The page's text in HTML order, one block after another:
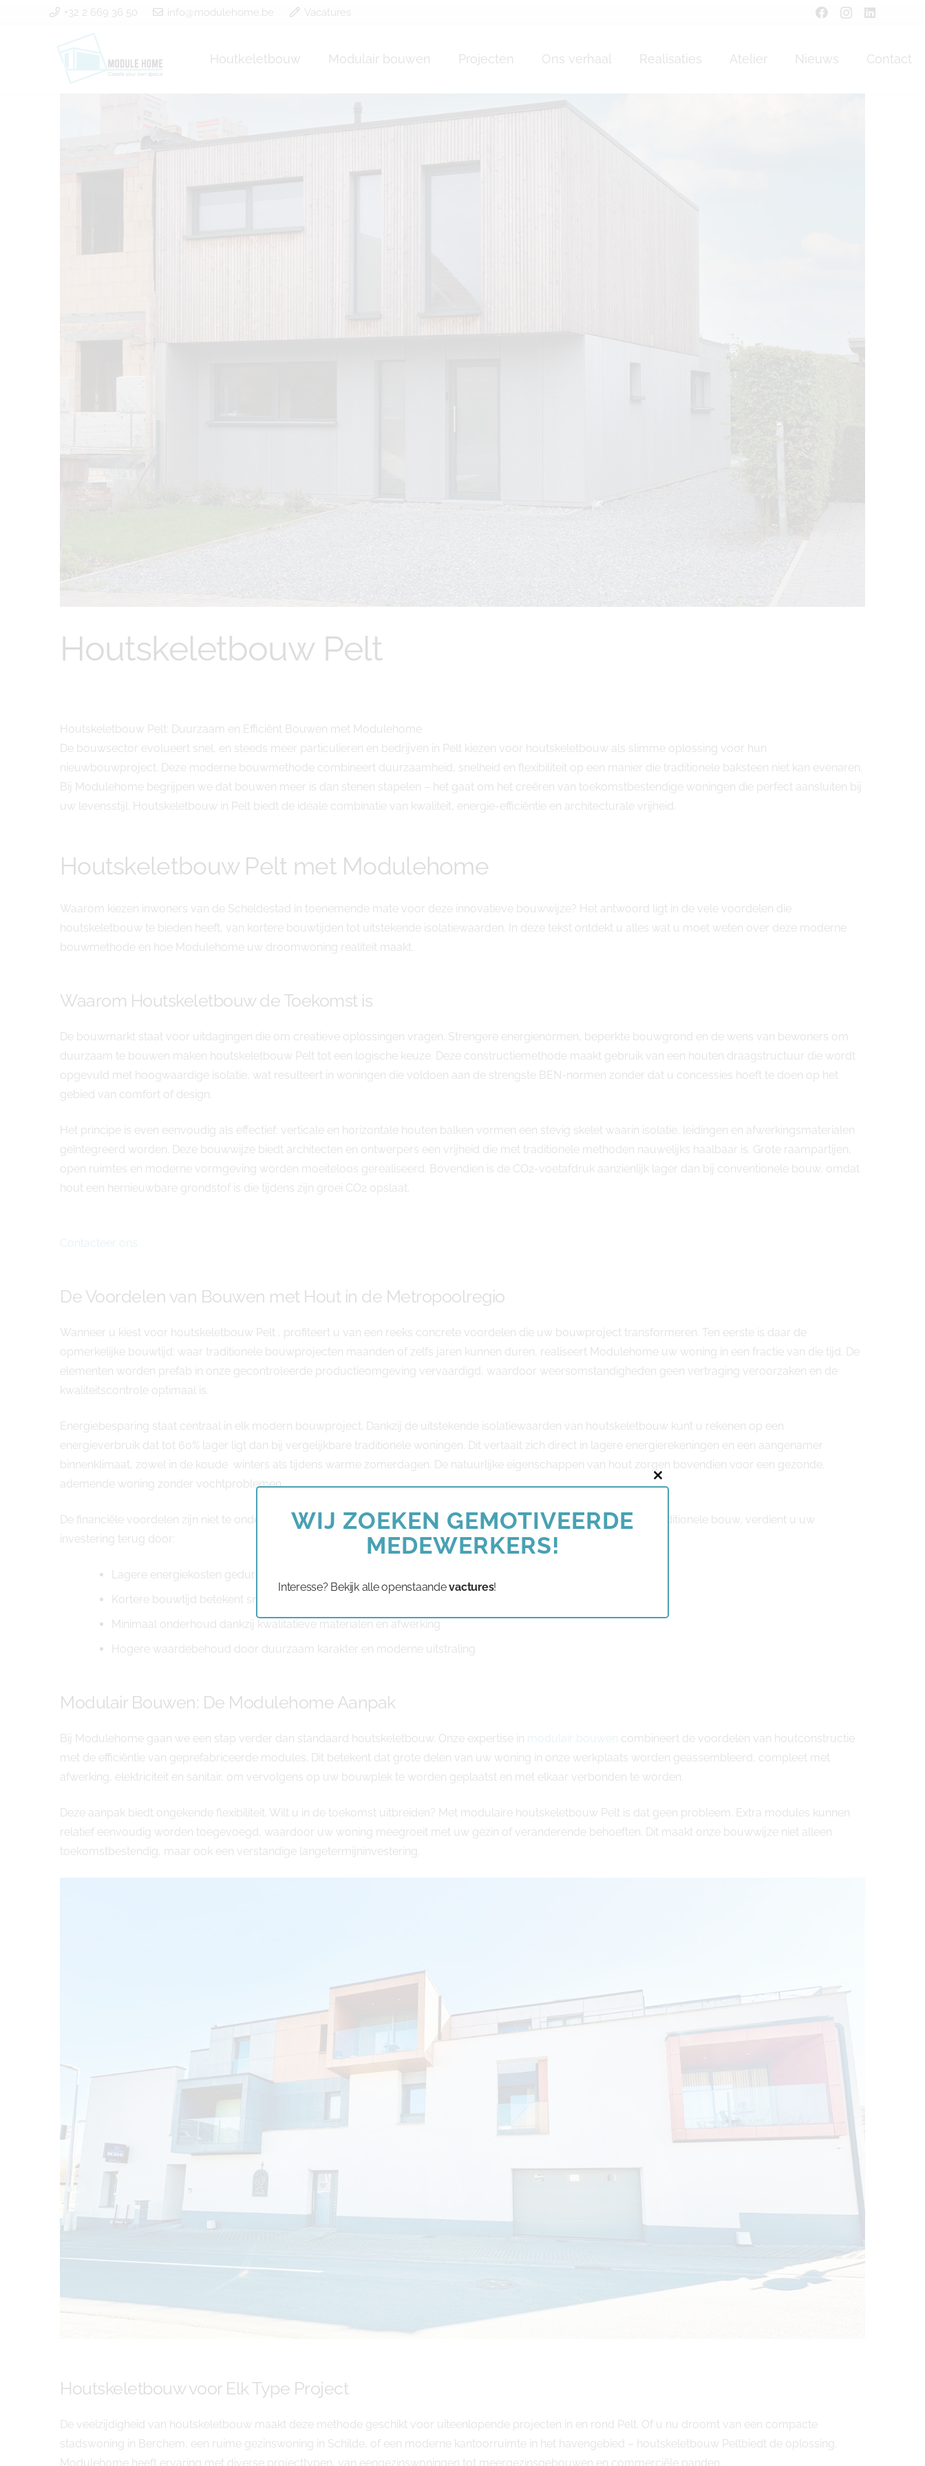
+32 2 669 36 50 info@modulehome.be Vacatures
Houtkeletbouw Modulair bouwen Projecten Ons verhaal Realisaties Atelier Nieuws Contact
Houtskeletbouw Pelt
Houtskeletbouw Pelt: Duurzaam en Efficiënt Bouwen met Modulehome
De bouwsector evolueert snel, en steeds meer particulieren en bedrijven in Pelt kiezen voor houtskeletbouw als slimme oplossing voor hun
nieuwbouwproject. Deze moderne bouwmethode combineert duurzaamheid, snelheid en flexibiliteit op een manier die traditionele baksteen niet kan evenaren.
Bij Modulehome begrijpen we dat bouwen meer is dan stenen stapelen – het gaat om het creëren van toekomstbestendige woningen die perfect aansluiten bij
uw levensstijl. Houtskeletbouw in Pelt biedt de ideale combinatie van kwaliteit, energie-efficiëntie en architecturale vrijheid.
Houtskeletbouw Pelt met Modulehome
Waarom kiezen inwoners van de Scheldestad in toenemende mate voor deze innovatieve bouwwijze? Het antwoord ligt in de vele voordelen die
houtskeletbouw te bieden heeft, van kortere bouwtijden tot uitstekende isolatiewaarden. In deze tekst ontdekt u alles wat u moet weten over deze moderne
bouwmethode en hoe Modulehome uw droomwoning realiteit maakt.
Waarom Houtskeletbouw de Toekomst is
De bouwmarkt staat voor uitdagingen die om creatieve oplossingen vragen. Strengere energienormen, beperkte bouwgrond en de wens van bewoners om
duurzaam te bouwen maken houtskeletbouw Pelt tot een logische keuze. Deze constructiemethode maakt gebruik van een houten draagstructuur die wordt
opgevuld met hoogwaardige isolatie, wat resulteert in woningen die voldoen aan de strengste BEN-normen zonder dat u concessies hoeft te doen op het
gebied van comfort of design.
Het principe is even eenvoudig als effectief: verticale en horizontale houten balken vormen een stevig skelet waarin isolatie, leidingen en afwerkingsmaterialen
geïntegreerd worden. Deze bouwwijze biedt architecten en ontwerpers een vrijheid die met traditionele methoden nauwelijks haalbaar is. Grote raampartijen,
open ruimtes en moderne vormgeving worden moeiteloos gerealiseerd. Bovendien is de CO2-voetafdruk aanzienlijk lager dan bij conventionele bouw, omdat
hout een hernieuwbare grondstof is die tijdens zijn groei CO2 opslaat.
Contacteer ons
De Voordelen van Bouwen met Hout in de Metropoolregio
Wanneer u kiest voor houtskeletbouw Pelt , profiteert u van een reeks concrete voordelen die uw bouwproject transformeren. Ten eerste is daar de
opmerkelijke bouwtijd: waar traditionele bouwprojecten maanden of zelfs jaren kunnen duren, realiseert Modulehome uw woning in een fractie van die tijd. De
elementen worden prefab in onze gecontroleerde productieomgeving vervaardigd, waardoor weersomstandigheden geen vertraging veroorzaken en de
kwaliteitscontrole optimaal is.
Energiebesparing staat centraal in elk modern bouwproject. Dankzij de uitstekende isolatiewaarden van houtskeletbouw kunt u rekenen op een
energieverbruik dat tot 60% lager ligt dan bij vergelijkbare traditionele woningen. Dit vertaalt zich direct in lagere energierekeningen en een aangenamer
binnenklimaat, zowel in de koude winters als tijdens warme zomerdagen. De natuurlijke eigenschappen van hout zorgen bovendien voor een gezonde,
ademende woning zonder vochtproblemen.
De financiële voordelen zijn niet te onderschatten. Hoewel de initiële investeringskosten vergelijkbaar kunnen zijn met traditionele bouw, verdient u uw
investering terug door:
Lagere energiekosten gedurende de volledige levensduur van uw woning
Kortere bouwtijd betekent sneller bewoonbaar en minder financieringskosten
Minimaal onderhoud dankzij kwalitatieve materialen en afwerking
Hogere waardebehoud door duurzaam karakter en moderne uitstraling
Modulair Bouwen: De Modulehome Aanpak
Bij Modulehome gaan we een stap verder dan standaard houtskeletbouw. Onze expertise in modulair bouwen combineert de voordelen van houtconstructie
met de efficiëntie van geprefabriceerde modules. Dit betekent dat grote delen van uw woning in onze werkplaats worden geassembleerd, compleet met
afwerking, elektriciteit en sanitair, om vervolgens op uw bouwplek te worden geplaatst en met elkaar verbonden te worden.
Deze aanpak biedt ongekende flexibiliteit. Wilt u in de toekomst uitbreiden? Met modulaire houtskeletbouw Pelt is dat geen probleem. Extra modules kunnen
relatief eenvoudig worden toegevoegd, waardoor uw woning meegroeit met uw gezin of veranderende behoeften. Dit maakt onze bouwwijze niet alleen
toekomstbestendig, maar ook een verstandige langetermijninvestering.
Houtskeletbouw voor Elk Type Project
De veelzijdigheid van houtskeletbouw maakt deze methode geschikt voor uiteenlopende projecten in en rond Pelt. Of u nu droomt van een compacte
stadswoning in Berchem, een ruime gezinswoning in Schilde, of een moderne kantoorruimte in het havengebied – houtskeletbouw Peltbiedt de oplossing.
Modulehome heeft ervaring met diverse projecttypen, van eengezinswoningen tot meergezinsgebouwen en commerciële panden.
Close
module
WIJ ZOEKEN GEMOTIVEERDE
MEDEWERKERS!
Interesse? Bekijk alle openstaandevactures!